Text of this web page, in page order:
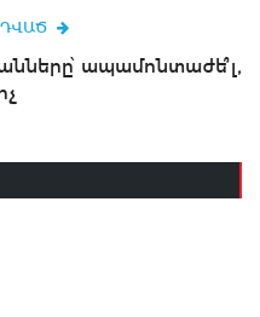
ապամոնտաժե՞լ,